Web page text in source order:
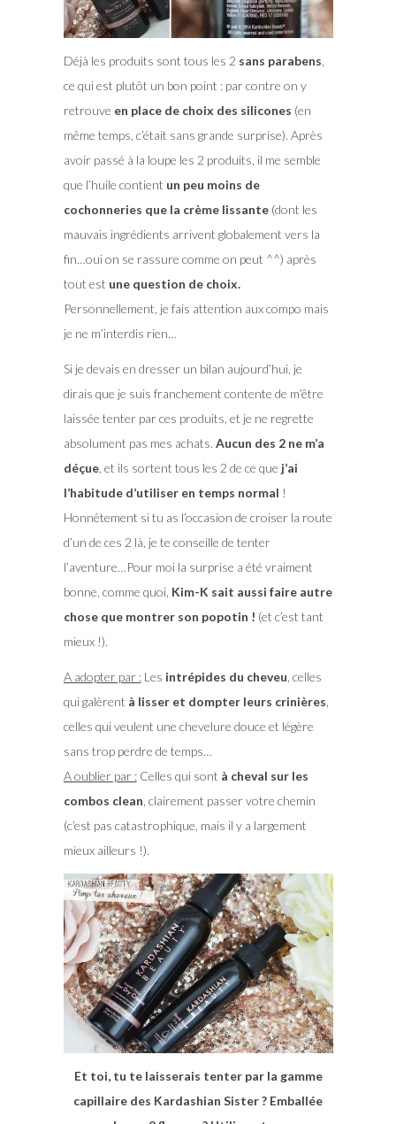
Déjà les produits sont tous les 2 sans parabens
ce qui est plutôt un bon point : par contre on y
retrouve en place de choix des silicones (en
même temps, c’était sans grande surprise). Après
avoir passé à la loupe les 2 produits, il me semble
que l’huile contient un peu moins de
cochonneries que la crème lissante(dont les
mauvais ingrédients arrivent globalement vers la
fin…oui on se rassure comme on peut ^^) après
tout est une question de choix.
Personnellement, je fais attention aux compo mais
je ne m’interdis rien…
Si je devais en dresser un bilan aujourd’hui, je
dirais que je suis franchement contente de m’être
laissée tenter par ces produits, et je ne regrette
absolument pas mes achats. Aucun des 2 ne m’a
déçue, et ils sortent tous les 2 de ce que j’ai
l’habitude d’utiliser en temps normal !
Honnêtement si tu as l’occasion de croiser la route
d’un de ces 2 là, je te conseille de tenter
l’aventure…Pour moi la surprise a été vraiment
bonne, comme quoi, Kim-K sait aussi faire autre
chose que montrer son popotin ! (et c’est tant
mieux !).
A adopter par :Les intrépides du cheveu , celles
qui galèrent à lisser et dompter leurs crinières
celles qui veulent une chevelure douce et légère
sans trop perdre de temps…
A oublier par :Celles qui sont à cheval sur les
combos clean , clairement passer votre chemin
(c’est pas catastrophique, mais il y a largement
mieux ailleurs !).
Et toi, tu te laisserais tenter par la gamme
capillaire des Kardashian Sister ? Emballée